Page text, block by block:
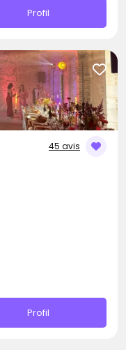
Profil
45 avis
Profil